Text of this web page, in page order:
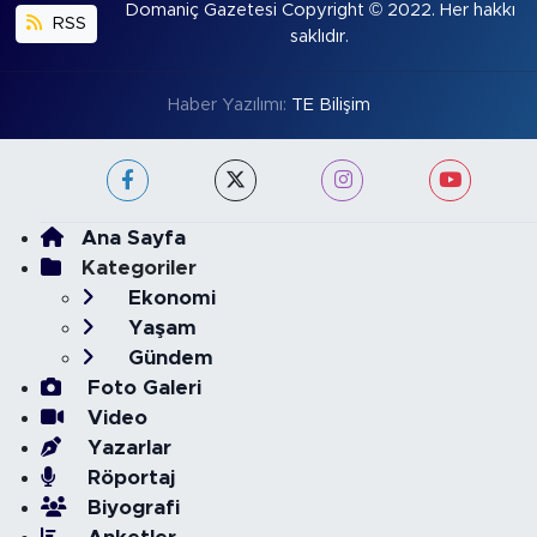
RSS
Domaniç Gazetesi Copyright © 2022. Her hakkı
saklıdır.
Haber Yazılımı: TE Bilişim
Ana Sayfa
Kategoriler
Ekonomi
Yaşam
Gündem
Foto Galeri
Video
Yazarlar
Röportaj
Biyografi